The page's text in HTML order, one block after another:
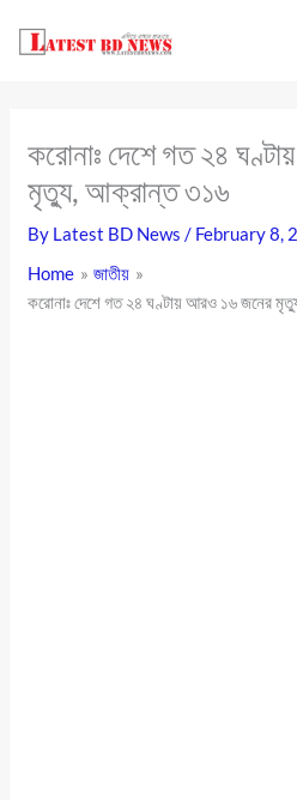
করোনাঃ দেশে গত ২৪
মৃত্যু, আক্রান্ত ৩১৬
By Latest BD News/ February 8,
Home
জাতীয়
করোনাঃ দেশে গত ২৪ ঘণ্টায় আরও ১৬ জনের